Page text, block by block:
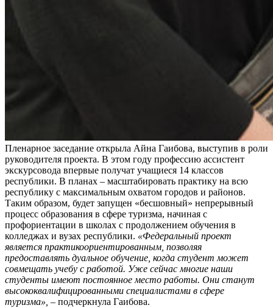
Пленарное заседание открыла Айна Гаибова, выступив в роли
руководителя проекта. В этом году профессию ассистент
экскурсовода впервые получат учащиеся 14 классов
республики. В планах – масштабировать практику на всю
республику с максимальным охватом городов и районов.
Таким образом, будет запущен «бесшовный» непрерывный
процесс образования в сфере туризма, начиная с
профориентации в школах с продолжением обучения в
колледжах и вузах республики. «Федеральный проект
является практикоориентированным, позволяя
предоставлять дуальное обучение, когда студент может
совмещать учебу с работой. Уже сейчас многие наши
студенты имеют постоянное место работы. Они станут
высококвалифицированными специалистами в сфере
туризма», – подчеркнула Гаибова.